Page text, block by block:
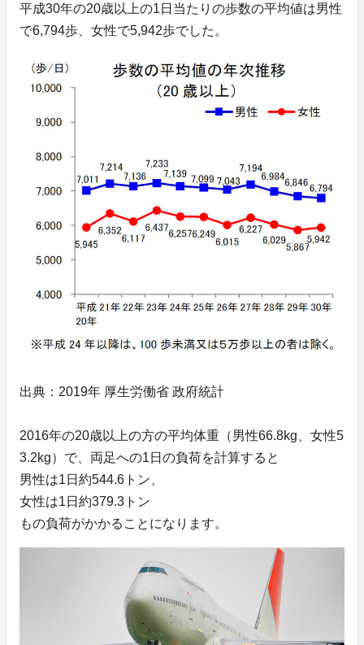
平成30年の20歳以上の1日当たりの歩数の平均値は男性
で6,794歩、女性で5,942歩でした。
出典：2019年 厚生労働省 政府統計
2016年の20歳以上の方の平均体重（男性66.8kg、女性5
3.2kg）で、両足への1日の負荷を計算すると
男性は1日約544.6トン、
女性は1日約379.3トン
もの負荷がかかることになります。